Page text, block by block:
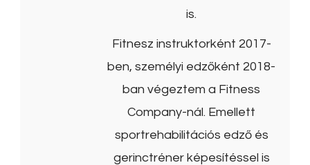
is.
Fitnesz instruktorként 2017-
ben, személyi edzőként 2018-
ban végeztem a Fitness
Company-nál. Emellett
sportrehabilitációs edző és
gerinctréner képesítéssel is